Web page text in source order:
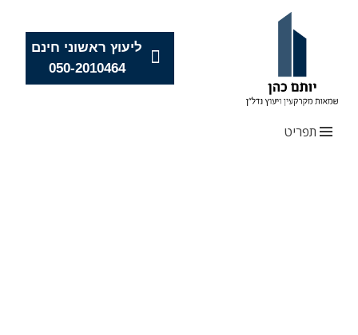
תפריט
ליעוץ ראשוני חינם
050-2010464